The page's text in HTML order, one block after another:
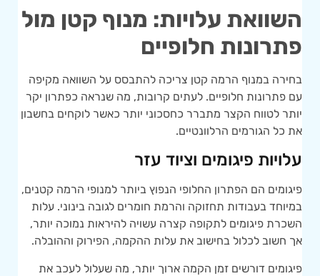
השוואת עלויות: מנוף קטן מול
פתרונות חלופיים
בחירה במנוף הרמה קטן צריכה להתבסס על השוואה מקיפה
עם פתרונות חלופיים. לעתים קרובות, מה שנראה כפתרון יקר
יותר לטווח הקצר מתברר כחסכוני יותר כאשר לוקחים בחשבון
את כל הגורמים הרלוונטיים.
עלויות פיגומים וציוד עזר
פיגומים הם הפתרון החלופי הנפוץ ביותר למנופי הרמה קטנים,
במיוחד בעבודות תחזוקה והרמת חומרים לגובה בינוני. עלות
השכרת פיגומים לתקופה קצרה עשויה להיראות נמוכה יותר,
אך חשוב לכלול בחישוב את עלות ההקמה, הפירוק וההובלה.
פיגומים דורשים זמן הקמה ארוך יותר, מה שעלול לעכב את